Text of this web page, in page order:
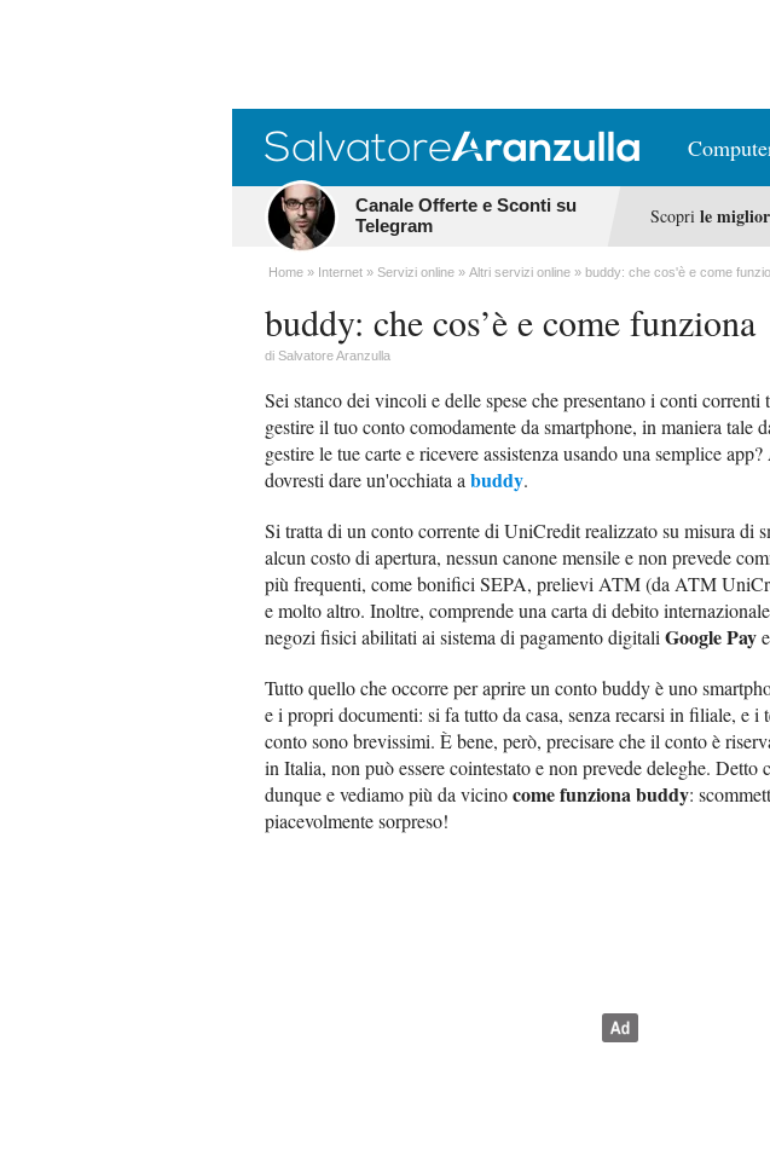
Canale Offerte e Sconti su
Telegram
Scopri le
Home Internet Servizi online Altri servizi online buddy: che cos'è e come
buddy: che cos’è e come funziona
di Salvatore Aranzulla
Sei stanco dei vincoli e delle spese che presentano i conti
gestire il tuo conto comodamente da smartphone, in maniera tale
gestire le tue carte e ricevere assistenza usando una semplice
dovresti dare un'occhiata a buddy.
Si tratta di un conto corrente di UniCredit realizzato su misura di
alcun costo di apertura, nessun canone mensile e non prevede
più frequenti, come bonifici SEPA, prelievi ATM (da ATM
e molto altro. Inoltre, comprende una carta di debito
negozi fisici abilitati ai sistema di pagamento digitali Google Paye
Tutto quello che occorre per aprire un conto buddy è uno
e i propri documenti: si fa tutto da casa, senza recarsi in filiale, e i
conto sono brevissimi. È bene, però, precisare che il conto è
in Italia, non può essere cointestato e non prevede deleghe. Detto
dunque e vediamo più da vicinocome funziona buddy:
piacevolmente sorpreso!